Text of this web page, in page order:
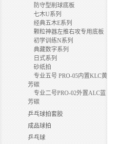
防守型削球底板
七木U系列
经典五木E系列
颗粒神器左推右攻专用底板
初学训练N系列
典藏数字系列
日式系列
砂纸拍
专业五号 PRO-05内置KLC黄
芳碳
专业二号PRO-02外置ALC蓝
芳碳
乒乓球拍套胶
成品球拍
乒乓球